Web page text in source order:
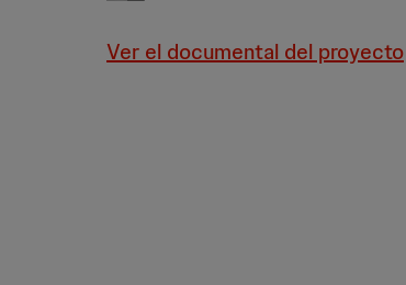
Ver el documental del proyecto